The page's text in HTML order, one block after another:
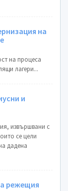
на
на процеса
лагери...
и
извършвани с
се цели
дадена
режещия